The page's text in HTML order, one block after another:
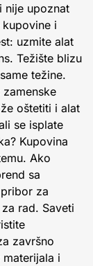
nije upoznat
i
uzmite alat
Težište blizu
težine.
oštetiti i alat
se isplate
Kupovina
Ako
sa
za
rad. Saveti
završno
i